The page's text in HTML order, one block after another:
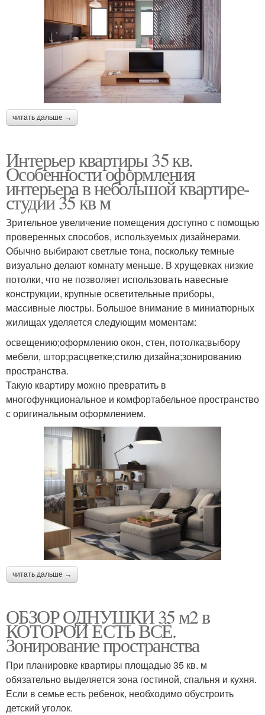
читать дальше →
Интерьер квартиры 35 кв.
Особенности оформления
интерьера в небольшой квартире-
студии 35 кв м
Зрительное увеличение помещения доступно с помощью
проверенных способов, используемых дизайнерами.
Обычно выбирают светлые тона, поскольку темные
визуально делают комнату меньше. В хрущевках низкие
потолки, что не позволяет использовать навесные
конструкции, крупные осветительные приборы,
массивные люстры. Большое внимание в миниатюрных
жилищах уделяется следующим моментам:
освещению;оформлению окон, стен, потолка;выбору
мебели, штор;расцветке;стилю дизайна;зонированию
пространства.
Такую квартиру можно превратить в
многофункциональное и комфортабельное пространство
с оригинальным оформлением.
читать дальше →
ОБЗОР ОДНУШКИ 35 м2 в
КОТОРОЙ ЕСТЬ ВСЁ.
Зонирование пространства
При планировке квартиры площадью 35 кв. м
обязательно выделяется зона гостиной, спальня и кухня.
Если в семье есть ребенок, необходимо обустроить
детский уголок.